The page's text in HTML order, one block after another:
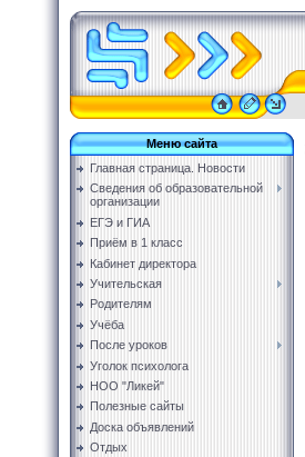
Меню сайта
Главная страница. Новости
Сведения об образовательной
организации
ЕГЭ и ГИА
Приём в 1 класс
Кабинет директора
Учительская
Родителям
Учёба
После уроков
Уголок психолога
НОО "Ликей"
Полезные сайты
Доска объявлений
Отдых